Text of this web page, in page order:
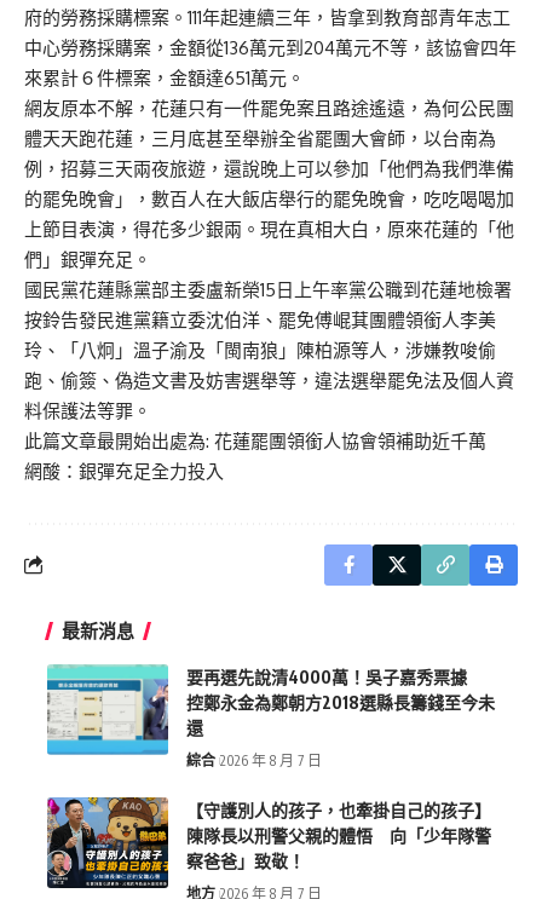
府的勞務採購標案。111年起連續三年，皆拿到教育部青年志工
中心勞務採購案，金額從136萬元到204萬元不等，該協會四年
來累計６件標案，金額達651萬元。
網友原本不解，花蓮只有一件罷免案且路途遙遠，為何公民團
體天天跑花蓮，三月底甚至舉辦全省罷團大會師，以台南為
例，招募三天兩夜旅遊，還說晚上可以參加「他們為我們準備
的罷免晚會」，數百人在大飯店舉行的罷免晚會，吃吃喝喝加
上節目表演，得花多少銀兩。現在真相大白，原來花蓮的「他
們」銀彈充足。
國民黨花蓮縣黨部主委盧新榮15日上午率黨公職到花蓮地檢署
按鈴告發民進黨籍立委沈伯洋、罷免傅崐萁團體領銜人李美
玲、「八炯」溫子渝及「閩南狼」陳柏源等人，涉嫌教唆偷
跑、偷簽、偽造文書及妨害選舉等，違法選舉罷免法及個人資
料保護法等罪。
此篇文章最開始出處為: 花蓮罷團領銜人協會領補助近千萬
網酸：銀彈充足全力投入
最新消息
要再選先說清4000萬！吳子嘉秀票據
控鄭永金為鄭朝方2018選縣長籌錢至今未
還
綜合 2026 年 8 月 7 日
【守護別人的孩子，也牽掛自己的孩子】
陳隊長以刑警父親的體悟 向「少年隊警
察爸爸」致敬！
地方 2026 年 8 月 7 日